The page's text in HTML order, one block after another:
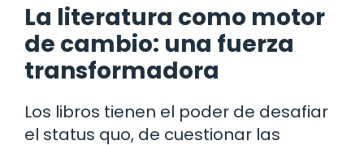
La literatura como motor
de cambio: una fuerza
transformadora
Los libros tienen el poder de desafiar
el status quo, de cuestionar las